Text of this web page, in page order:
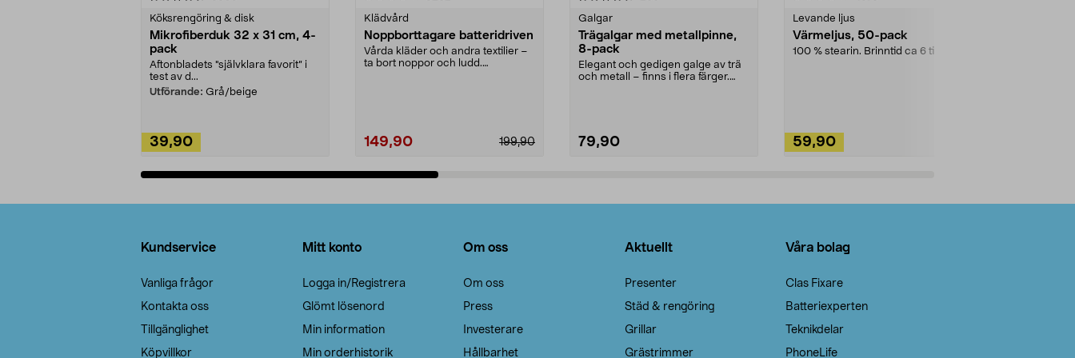
Köksrengöring & disk
Mikrofiberduk 32 x 31 cm, 4-
pack
Aftonbladets "självklara favorit” i
test av d...
Utförande: Grå/beige
39,90
Klädvård
Noppborttagare batteridriven
Vårda kläder och andra textilier –
ta bort noppor och ludd.
199,90
149,90
Galgar
Trägalgar med metallpinne,
8-pack
Elegant och gedigen galge av trä
och metall – finns i flera färger.
79,90
Levande ljus
Värmeljus, 50-pack
100 % stearin. Brinntid ca 6 tim.
59,90
Kundservice
Vanliga frågor
Kontakta oss
Tillgänglighet
Köpvillkor
Mitt konto
Logga in/Registrera
Glömt lösenord
Min information
Min orderhistorik
Om oss
Om oss
Press
Investerare
Hållbarhet
Aktuellt
Presenter
Städ & rengöring
Grillar
Grästrimmer
Våra bolag
Clas Fixare
Batteriexperten
Teknikdelar
PhoneLife